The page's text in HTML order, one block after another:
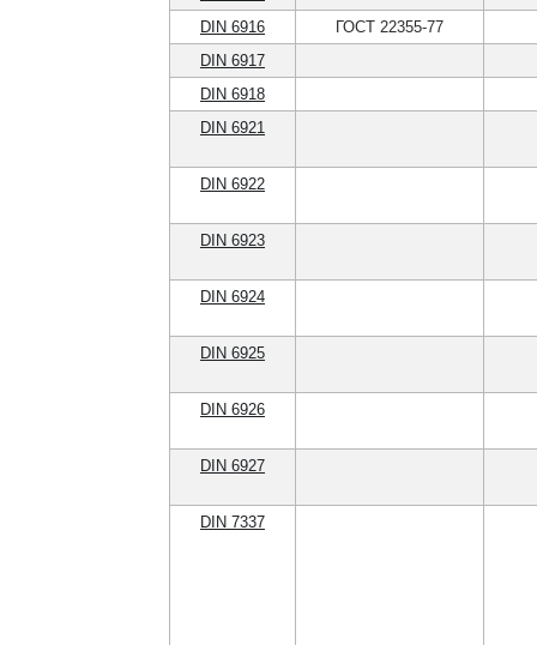
DIN 6916
ГОСТ 22355-77
DIN 6917
DIN 6918
DIN 6921
DIN 6922
DIN 6923
DIN 6924
DIN 6925
DIN 6926
DIN 6927
DIN 7337